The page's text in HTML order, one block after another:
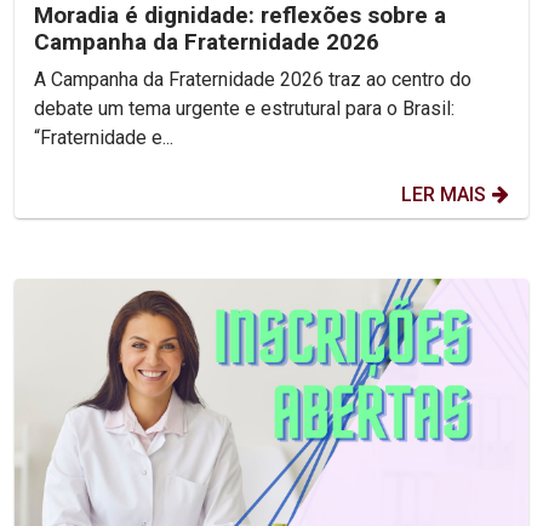
Moradia é dignidade: reflexões sobre a
Campanha da Fraternidade 2026
A Campanha da Fraternidade 2026 traz ao centro do
debate um tema urgente e estrutural para o Brasil:
“Fraternidade e...
LER MAIS